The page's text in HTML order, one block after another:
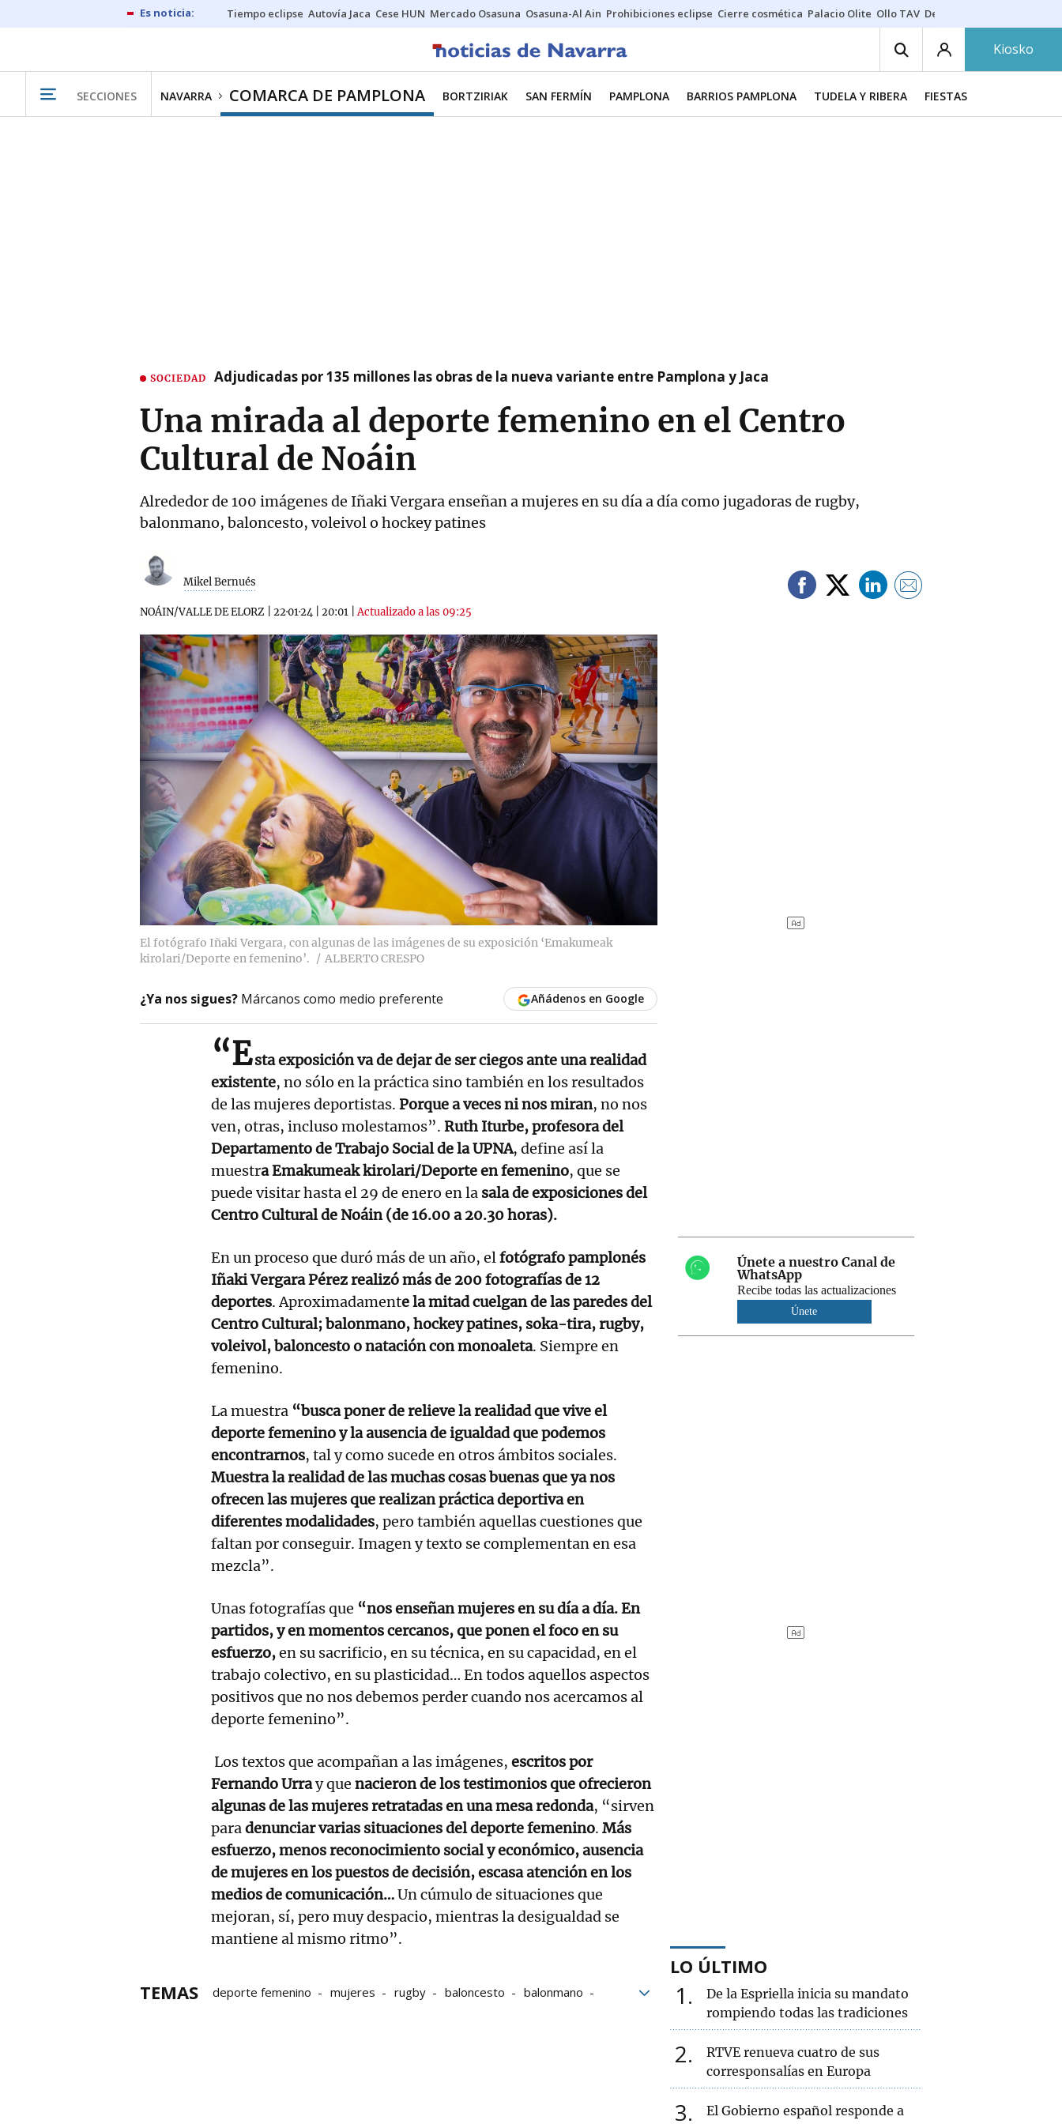
Tiempo eclipse Autovía Jaca Cese HUN Mercado Osasuna Osasuna-Al Ain Prohibiciones eclipse Cierre cosmética Palacio Olite Ollo TAV Derrama vecinos
Kiosko
SECCIONES NAVARRA COMARCA DE PAMPLONA BORTZIRIAK SAN FERMÍN PAMPLONA BARRIOS PAMPLONA TUDELA Y RIBERA FIESTAS
SOCIEDAD Adjudicadas por 135 millones las obras de la nueva variante entre Pamplona y Jaca
Una mirada al deporte femenino en el Centro
Cultural de Noáin
Alrededor de 100 imágenes de Iñaki Vergara enseñan a mujeres en su día a día como jugadoras de rugby,
balonmano, baloncesto, voleivol o hockey patines
Mikel Bernués
NOÁIN/VALLE DE ELORZ 22·01·24 20:01 |Actualizado a las 09:25
El fotógrafo Iñaki Vergara, con algunas de las imágenes de su exposición ‘Emakumeak
kirolari/Deporte en femenino’.
ALBERTO CRESPO
¿Ya nos sigues? Márcanos como medio preferente Añádenos en Google
“Esta exposición va de dejar de ser ciegos ante una realidad
existente, no sólo en la práctica sino también en los resultados
de las mujeres deportistas. Porque a veces ni nos miran, no nos
ven, otras, incluso molestamos”. Ruth Iturbe, profesora del
Departamento de Trabajo Social de la UPNA, define así la
muestra Emakumeak kirolari/Deporte en femenino, que se
puede visitar hasta el 29 de enero en la sala de exposiciones del
Centro Cultural de Noáin (de 16.00 a 20.30 horas).
En un proceso que duró más de un año, elfotógrafo pamplonés
Iñaki Vergara Pérez realizó más de 200 fotografías de 12
deportes. Aproximadamente la mitad cuelgan de las paredes del
Centro Cultural; balonmano, hockey patines, soka-tira, rugby,
voleivol, baloncesto o natación con monoaleta. Siempre en
femenino.
La muestra “busca poner de relieve la realidad que vive el
deporte femenino y la ausencia de igualdad que podemos
encontrarnos, tal y como sucede en otros ámbitos sociales.
Muestra la realidad de las muchas cosas buenas que ya nos
ofrecen las mujeres que realizan práctica deportiva en
diferentes modalidades, pero también aquellas cuestiones que
faltan por conseguir. Imagen y texto se complementan en esa
mezcla”.
Unas fotografías que “nos enseñan mujeres en su día a día. En
partidos, y en momentos cercanos, que ponen el foco en su
esfuerzo,en su sacrificio, en su técnica, en su capacidad, en el
trabajo colectivo, en su plasticidad… En todos aquellos aspectos
positivos que no nos debemos perder cuando nos acercamos al
deporte femenino”.
Los textos que acompañan a las imágenes, escritos por
Fernando Urray que nacieron de los testimonios que ofrecieron
algunas de las mujeres retratadas en una mesa redonda, “sirven
paradenunciar varias situaciones del deporte femenino. Más
esfuerzo, menos reconocimiento social y económico, ausencia
de mujeres en los puestos de decisión, escasa atención en los
medios de comunicación…Un cúmulo de situaciones que
mejoran, sí, pero muy despacio, mientras la desigualdad se
mantiene al mismo ritmo”.
TEMAS deporte femenino mujeres rugby baloncesto
balonmano
Únete a nuestro Canal de
WhatsApp
Recibe todas las actualizaciones
Únete
LO ÚLTIMO
1
De la Espriella inicia su mandato
rompiendo todas las tradiciones
2
RTVE renueva cuatro de sus
corresponsalías en Europa
3
El Gobierno español responde a